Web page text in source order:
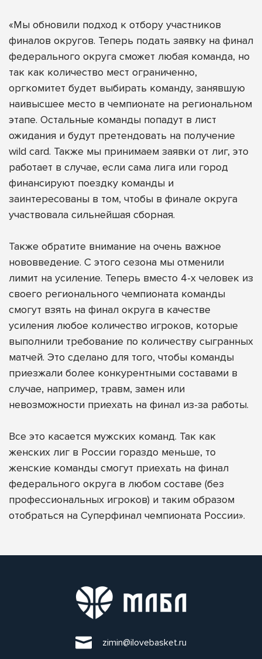
«Мы обновили подход к отбору участников
финалов округов. Теперь подать заявку на финал
федерального округа сможет любая команда, но
так как количество мест ограниченно,
оргкомитет будет выбирать команду, занявшую
наивысшее место в чемпионате на региональном
этапе. Остальные команды попадут в лист
ожидания и будут претендовать на получение
wild card. Также мы принимаем заявки от лиг, это
работает в случае, если сама лига или город
финансируют поездку команды и
заинтересованы в том, чтобы в финале округа
участвовала сильнейшая сборная.
Также обратите внимание на очень важное
нововведение. С этого сезона мы отменили
лимит на усиление. Теперь вместо 4-х человек из
своего регионального чемпионата команды
смогут взять на финал округа в качестве
усиления любое количество игроков, которые
выполнили требование по количеству сыгранных
матчей. Это сделано для того, чтобы команды
приезжали более конкурентными составами в
случае, например, травм, замен или
невозможности приехать на финал из-за работы.
Все это касается мужских команд. Так как
женских лиг в России гораздо меньше, то
женские команды смогут приехать на финал
федерального округа в любом составе (без
профессиональных игроков) и таким образом
отобраться на Суперфинал чемпионата России».
zimin@ilovebasket.ru